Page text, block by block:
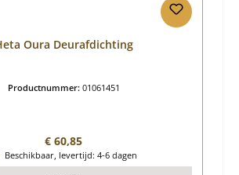
Oura Deurafdichting
Productnummer: 01061451
Normale prijs:
€ 60,85
Beschikbaar, levertijd: 4-6 dagen